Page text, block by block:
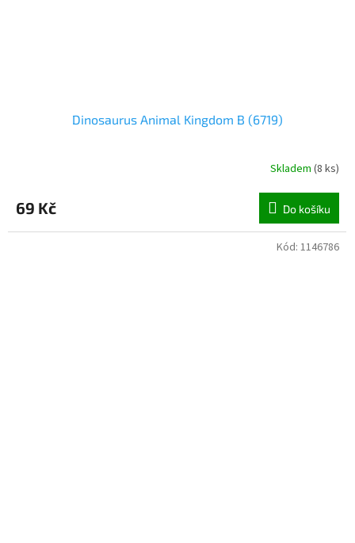
Dinosaurus Animal Kingdom B (6719)
Skladem (8 ks)
69 Kč Do košíku
Kód: 1146786